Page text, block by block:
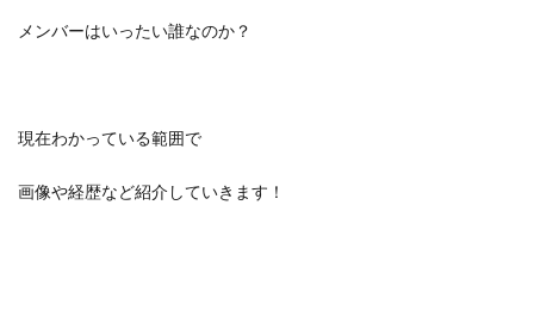
メンバーはいったい誰なのか？
現在わかっている範囲で
画像や経歴など紹介していきます！